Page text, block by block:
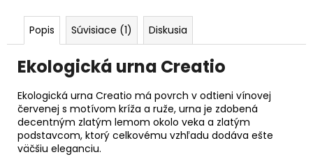
Popis Súvisiace (1) Diskusia
Ekologická urna Creatio
Ekologická urna Creatio má povrch v odtieni vínovej
červenej s motívom kríža a ruže, urna je zdobená
decentným zlatým lemom okolo veka a zlatým
podstavcom, ktorý celkovému vzhľadu dodáva ešte
väčšiu eleganciu.